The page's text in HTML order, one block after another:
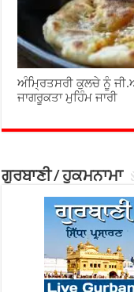
ਅੰਮ੍ਰਿਤਸਰੀ ਕੁਲਚੇ ਨੂੰ
ਜਾਗਰੂਕਤਾ ਮੁਹਿੰਮ ਜਾਰੀ
ਗੁਰਬਾਣੀ / ਹੁਕਮਨਾਮਾ